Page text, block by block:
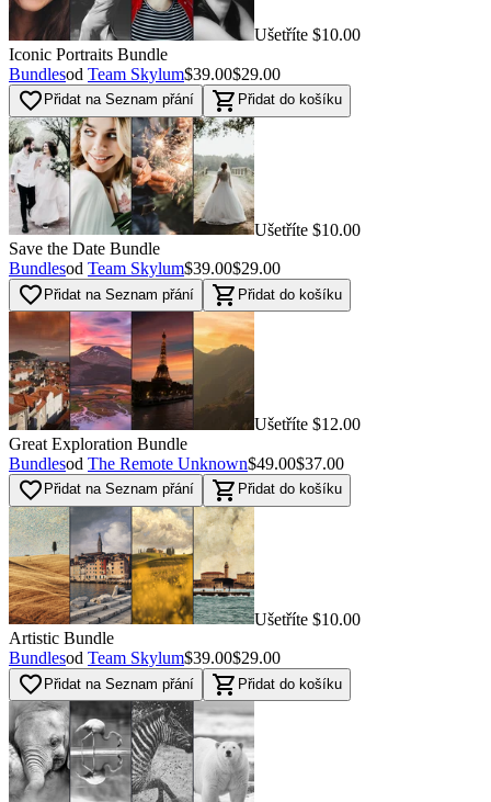
Ušetříte $10.00
Iconic Portraits Bundle
Bundlesod Team Skylum$39.00$29.00
favorite_border Přidat na Seznam přání shopping_cart Přidat do košíku
Ušetříte $10.00
Save the Date Bundle
Bundlesod Team Skylum$39.00$29.00
favorite_border Přidat na Seznam přání shopping_cart Přidat do košíku
Ušetříte $12.00
Great Exploration Bundle
Bundlesod The Remote Unknown$49.00$37.00
favorite_border Přidat na Seznam přání shopping_cart Přidat do košíku
Ušetříte $10.00
Artistic Bundle
Bundlesod Team Skylum$39.00$29.00
favorite_border Přidat na Seznam přání shopping_cart Přidat do košíku